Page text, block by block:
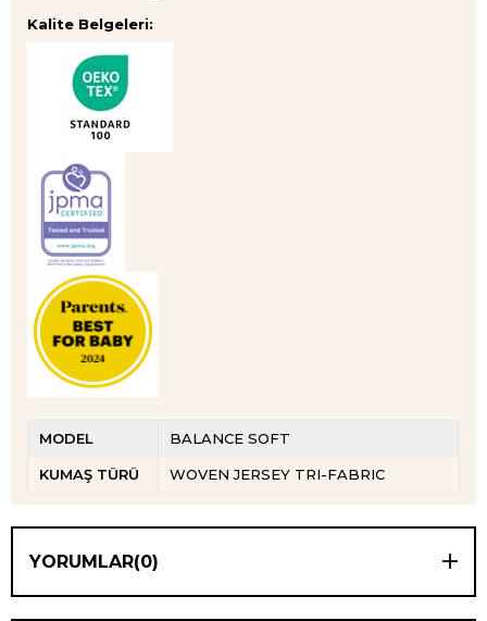
Kalite Belgeleri:
MODEL BALANCE SOFT
KUMAŞ TÜRÜ WOVEN JERSEY TRI-FABRIC
YORUMLAR(0)